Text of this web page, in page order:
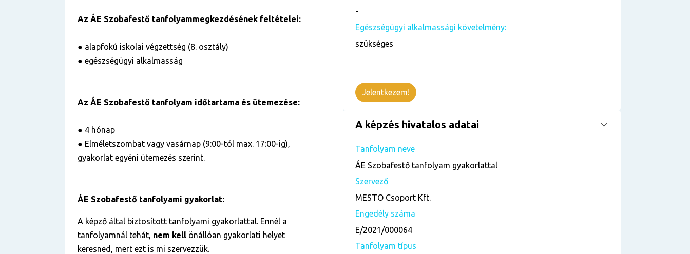
Az ÁE Szobafestő tanfolyammegkezdésének feltételei:
● alapfokú iskolai végzettség (8. osztály)
● egészségügyi alkalmasság
Az ÁE Szobafestő tanfolyam időtartama és ütemezése:
● 4 hónap
● Elméletszombat vagy vasárnap (9:00-tól max. 17:00-ig),
gyakorlat egyéni ütemezés szerint.
ÁE Szobafestő tanfolyami gyakorlat:
A képző által biztosított tanfolyami gyakorlattal. Ennél a
tanfolyamnál tehát, nem kell önállóan gyakorlati helyet
keresned, mert ezt is mi szervezzük.
-
Egészségügyi alkalmassági követelmény:
szükséges
Jelentkezem!
A képzés hivatalos adatai
Tanfolyam neve
ÁE Szobafestő tanfolyam gyakorlattal
Szervező
MESTO Csoport Kft.
Engedély száma
E/2021/000064
Tanfolyam típus